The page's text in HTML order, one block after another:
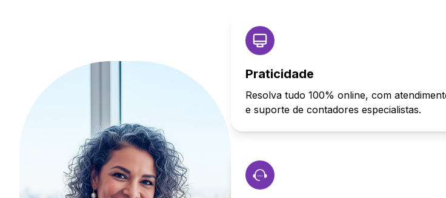
Praticidade
Resolva tudo 100% online, com
e suporte de contadores especialistas.